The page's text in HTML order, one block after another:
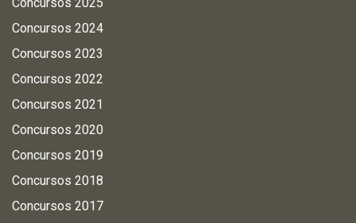
Concursos 2024
Concursos 2023
Concursos 2022
Concursos 2021
Concursos 2020
Concursos 2019
Concursos 2018
Concursos 2017